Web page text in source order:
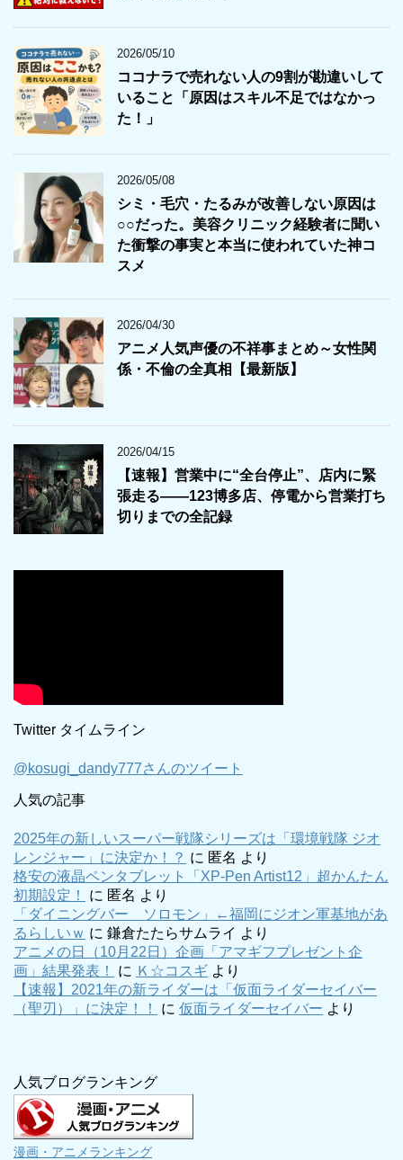
2026/05/10
ココナラで売れない人の9割が勘違いして
いること「原因はスキル不足ではなかっ
た！」
2026/05/08
シミ・毛穴・たるみが改善しない原因は
○○だった。美容クリニック経験者に聞い
た衝撃の事実と本当に使われていた神コ
スメ
2026/04/30
アニメ人気声優の不祥事まとめ～女性関
係・不倫の全真相【最新版】
2026/04/15
【速報】営業中に“全台停止”、店内に緊
張走る――123博多店、停電から営業打ち
切りまでの全記録
Twitter タイムライン
@kosugi_dandy777さんのツイート
人気の記事
2025年の新しいスーパー戦隊シリーズは「環境戦隊 ジオ
レンジャー」に決定か！？ に 匿名 より
格安の液晶ペンタブレット「XP-Pen Artist12」超かんたん
初期設定！
に 匿名 より
「ダイニングバー ソロモン」←福岡にジオン軍基地があ
るらしいｗ に 鎌倉たたらサムライ より
アニメの日（10月22日）企画「アマギフプレゼント企
画」結果発表！
に Ｋ☆コスギ より
【速報】2021年の新ライダーは「仮面ライダーセイバー
（聖刃）」に決定！！
に 仮面ライダーセイバー より
人気ブログランキング
漫画・アニメランキング